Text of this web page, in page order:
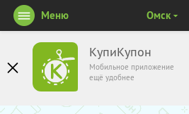
КупиКупон
Мобильное приложение
ещё удобнее
Меню Омск